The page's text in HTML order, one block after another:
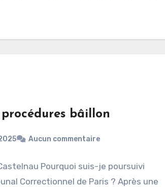
bâillon
Aucun commentaire
Pourquoi suis-je poursuivi
Correctionnel de Paris ? Après une